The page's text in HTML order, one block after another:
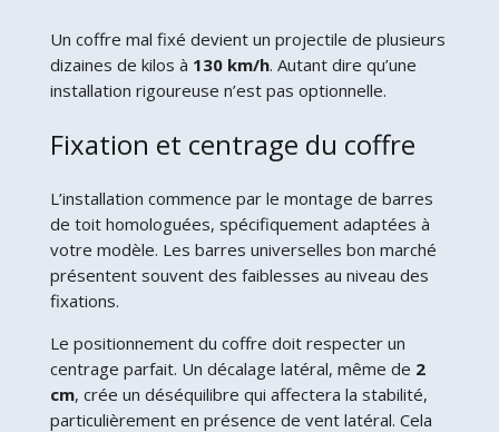
Un coffre mal fixé devient un projectile de plusieurs
dizaines de kilos à 130 km/h. Autant dire qu’une
installation rigoureuse n’est pas optionnelle.
Fixation et centrage du coffre
L’installation commence par le montage de barres
de toit homologuées, spécifiquement adaptées à
votre modèle. Les barres universelles bon marché
présentent souvent des faiblesses au niveau des
fixations.
Le positionnement du coffre doit respecter un
centrage parfait. Un décalage latéral, même de 2
cm, crée un déséquilibre qui affectera la stabilité,
particulièrement en présence de vent latéral. Cela